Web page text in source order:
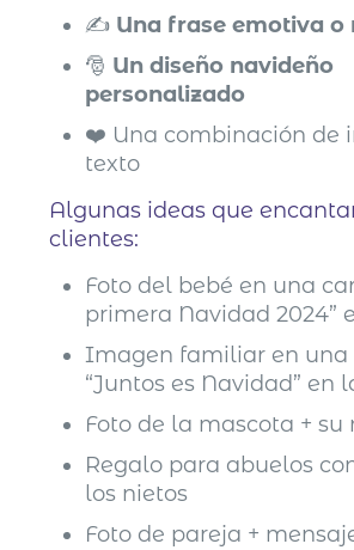
✍️ Una frase emotiva o
🎅 Un diseño navideño
personalizado
❤️ Una combinación de
texto
Algunas ideas que
clientes:
Foto del bebé en una
primera Navidad 2024”
Imagen familiar en una
“Juntos es Navidad” en
Foto de la mascota + su
Regalo para abuelos
los nietos
Foto de pareja +